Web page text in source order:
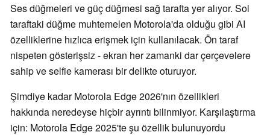
Ses düğmeleri ve güç düğmesi sağ tarafta yer alıyor. Sol
taraftaki düğme muhtemelen Motorola'da olduğu gibi AI
özelliklerine hızlıca erişmek için kullanılacak. Ön taraf
nispeten gösterişsiz - ekran her zamanki dar çerçevelere
sahip ve selfie kamerası bir delikte oturuyor.
Şimdiye kadar Motorola Edge 2026'nın özellikleri
hakkında neredeyse hiçbir ayrıntı bilinmiyor. Karşılaştırma
için: Motorola Edge 2025'te şu özellik bulunuyordu